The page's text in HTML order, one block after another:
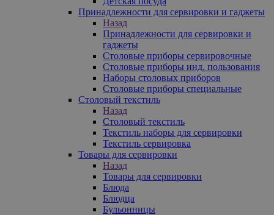
Принадлежности для сервировки и гаджеты
Назад
Принадлежности для сервировки и
гаджеты
Столовые приборы сервировочные
Столовые приборы инд. пользования
Наборы столовых приборов
Столовые приборы специальные
Столовый текстиль
Назад
Столовый текстиль
Текстиль наборы для сервировки
Текстиль сервировка
Товары для сервировки
Назад
Товары для сервировки
Блюда
Блюдца
Бульонницы